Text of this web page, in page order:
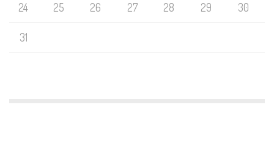
24 25 26 27 28 29 30
31